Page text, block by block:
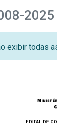
exibir todas